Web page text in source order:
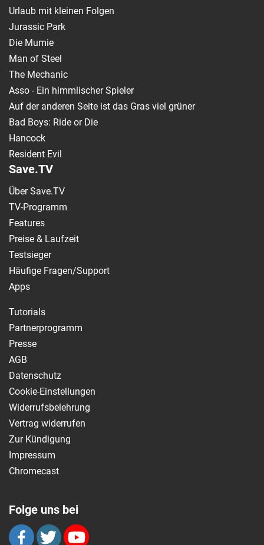
Urlaub mit kleinen Folgen
Jurassic Park
Die Mumie
Man of Steel
The Mechanic
Asso - Ein himmlischer Spieler
Auf der anderen Seite ist das Gras viel grüner
Bad Boys: Ride or Die
Hancock
Resident Evil
Save.TV
Über Save.TV
TV-Programm
Features
Preise & Laufzeit
Testsieger
Häufige Fragen/Support
Apps
Tutorials
Partnerprogramm
Presse
AGB
Datenschutz
Cookie-Einstellungen
Widerrufsbelehrung
Vertrag widerrufen
Zur Kündigung
Impressum
Chromecast
Folge uns bei